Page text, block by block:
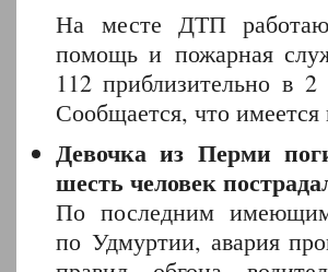
На месте ДТП
помощь и пожарная
112 приблизительно в
Сообщается, что
Девочка из Перми
шесть человек
По последним
по Удмуртии, авария